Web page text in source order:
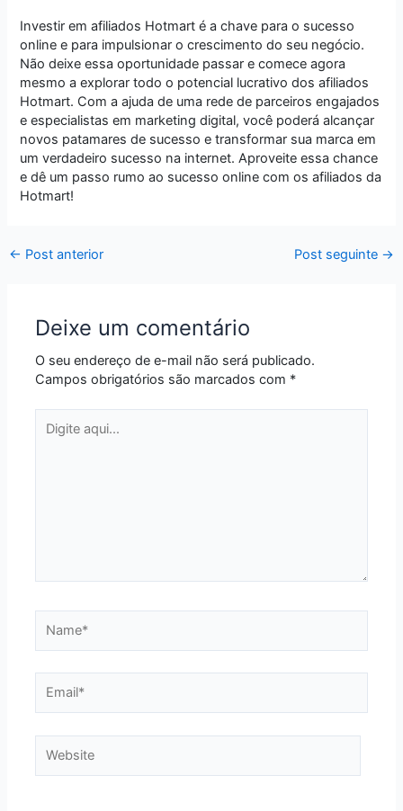
Investir em afiliados Hotmart é a chave para o sucesso
online e para impulsionar o crescimento do seu negócio.
Não deixe essa oportunidade passar e comece agora
mesmo a explorar todo o potencial lucrativo dos afiliados
Hotmart. Com a ajuda de uma rede de parceiros engajados
e especialistas em marketing digital, você poderá alcançar
novos patamares de sucesso e transformar sua marca em
um verdadeiro sucesso na internet. Aproveite essa chance
e dê um passo rumo ao sucesso online com os afiliados da
Hotmart!
← Post anterior Post seguinte →
Deixe um comentário
O seu endereço de e-mail não será publicado.
Campos obrigatórios são marcados com *
aqui...